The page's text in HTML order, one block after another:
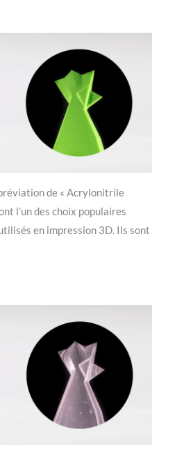
de « Acrylonitrile
l’un des choix populaires
en impression 3D. Ils sont